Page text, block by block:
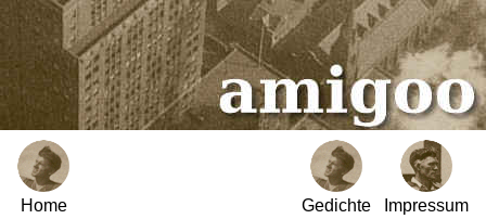
Home Gedichte Impressum